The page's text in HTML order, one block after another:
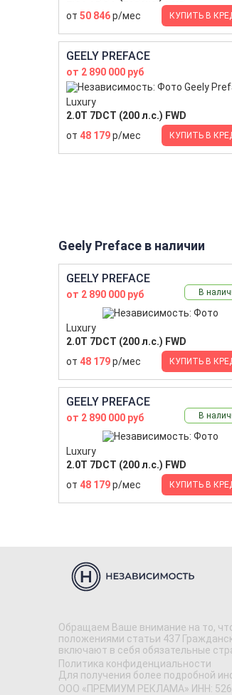
от 50 846р/мес КУПИТЬ В
GEELY PREFACE
от 2 890 000 руб
Luxury
2.0T 7DCT (200 л.с.) FWD
от 48 179р/мес КУПИТЬ В
Geely Preface в наличии
GEELY PREFACE
от 2 890 000 руб В
Luxury
2.0T 7DCT (200 л.с.) FWD
от 48 179р/мес КУПИТЬ В
GEELY PREFACE
от 2 890 000 руб В
Luxury
2.0T 7DCT (200 л.с.) FWD
от 48 179р/мес КУПИТЬ В
Обращаем Ваше внимание на то,
положениями статьи 437
включают в себя обязательные
Политика конфиденциальности
Для получения более подробной
ООО «ПРЕМИУМ РЕКЛАМА» ИНН: